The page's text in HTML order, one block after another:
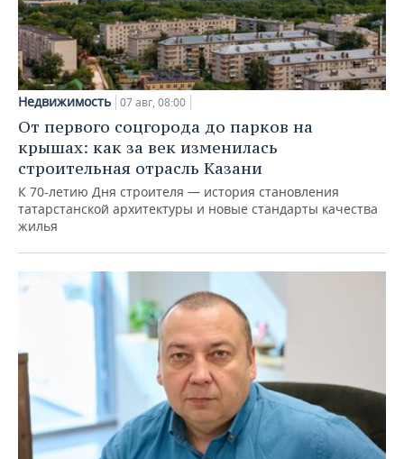
Недвижимость 07 авг, 08:00
От первого соцгорода до парков на
крышах: как за век изменилась
строительная отрасль Казани
К 70-летию Дня строителя — история становления
татарстанской архитектуры и новые стандарты качества
жилья